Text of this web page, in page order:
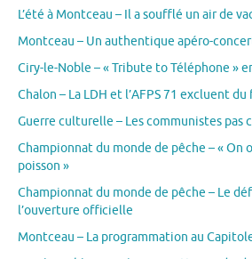
L’été à Montceau – Il a soufflé un air de
Montceau – Un authentique apéro-
Ciry-le-Noble – « Tribute to Téléphone »
Chalon – La LDH et l’AFPS 71 excluent
Guerre culturelle – Les communistes pas
Championnat du monde de pêche – « On
poisson »
Championnat du monde de pêche – Le
l’ouverture officielle
Montceau – La programmation au